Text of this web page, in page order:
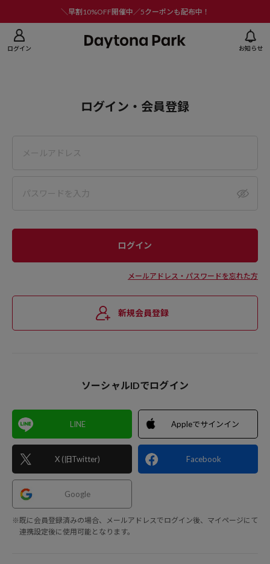
＼早割10%OFF開催中／5クーポンも配布中！
ログイン お知らせ
ログイン・会員登録
メールアドレス・パスワードを忘れた方
新規会員登録
ソーシャルIDでログイン
LINE
X (旧Twitter)
Appleでサインイン
Facebook
Google
※既に会員登録済みの場合、メールアドレスでログイン後、マイページにて
連携設定後に使用可能となります。